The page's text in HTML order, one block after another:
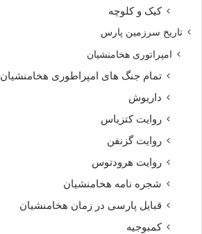
کیک و کلوچه
تاریخ سرزمین پارس
امپراتوری هخامنشیان
تمام جنگ های امپراطوری هخامنشیان
داریوش
روایت کتزیاس
روایت گزنفن
روایت هرودتوس
شجره نامه هخامنشیان
قبایل پارسی در زمان هخامنشیان
کمبوجیه